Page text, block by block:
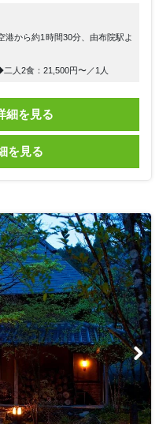
港から約1時間30分、由布院駅よ
人2食：21,500円〜／1人
細を見る
を見る